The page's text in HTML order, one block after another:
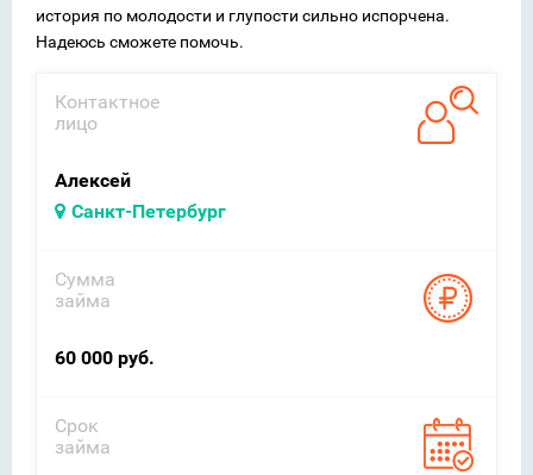
история по молодости и глупости сильно испорчена.
Надеюсь сможете помочь.
Контактное
лицо
Алексей
Санкт-Петербург
Сумма
займа
60 000 руб.
Срок
займа